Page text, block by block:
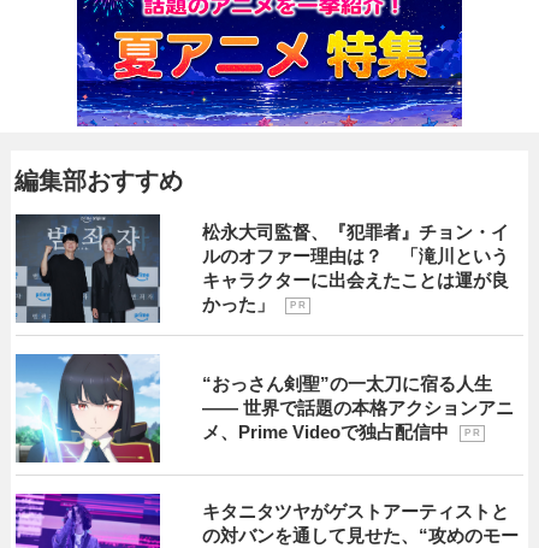
編集部おすすめ
松永大司監督、『犯罪者』チョン・イ
ルのオファー理由は？ 「滝川という
キャラクターに出会えたことは運が良
かった」
P R
“おっさん剣聖”の一太刀に宿る人生
―― 世界で話題の本格アクションアニ
メ、Prime Videoで独占配信中
P R
キタニタツヤがゲストアーティストと
の対バンを通して見せた、“攻めのモー